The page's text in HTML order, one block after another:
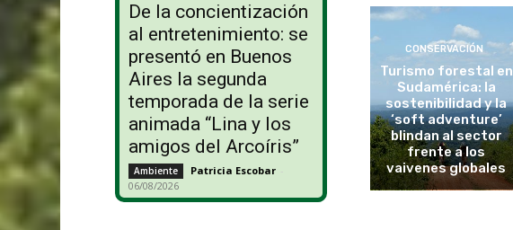
De la concientización
al entretenimiento: se
presentó en Buenos
Aires la segunda
temporada de la serie
animada “Lina y los
amigos del Arcoíris”
Ambiente Patricia Escobar -
06/08/2026
CONSERVACIÓN
Turismo forestal en
Sudamérica: la
sostenibilidad y la
‘soft adventure’
blindan al sector
frente a los
vaivenes globales